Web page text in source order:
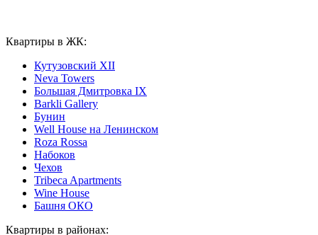
Квартиры в ЖК:
Кутузовский XII
Neva Towers
Большая Дмитровка IX
Barkli Gallery
Бунин
Well House на Ленинском
Roza Rossa
Набоков
Чехов
Tribeca Apartments
Wine House
Башня ОКО
Квартиры в районах: